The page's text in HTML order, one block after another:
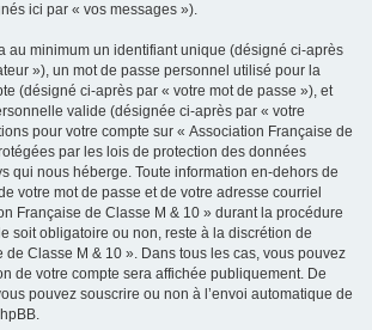
ici par « vos messages »).
au minimum un identifiant unique (désigné ci-après
»), un mot de passe personnel utilisé pour la
(désigné ci-après par « votre mot de passe »), et
valide (désignée ci-après par « votre
pour votre compte sur « Association Française de
par les lois de protection des données
qui nous héberge. Toute information en-dehors de
votre mot de passe et de votre adresse courriel
Française de Classe M & 10 » durant la procédure
soit obligatoire ou non, reste à la discrétion de
de Classe M & 10 ». Dans tous les cas, vous pouvez
de votre compte sera affichée publiquement. De
pouvez souscrire ou non à l’envoi automatique de